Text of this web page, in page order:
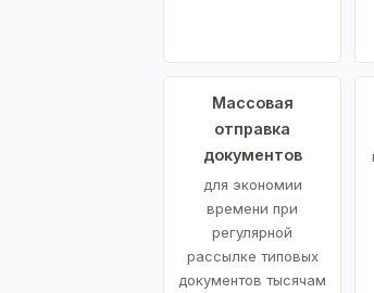
Массовая
отправка
документов
для экономии
времени при
регулярной
рассылке типовых
документов тысячам